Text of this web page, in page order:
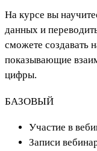
На курсе вы
данных и
сможете создавать
показывающие
цифры.
БАЗОВЫЙ
Участие в
Записи